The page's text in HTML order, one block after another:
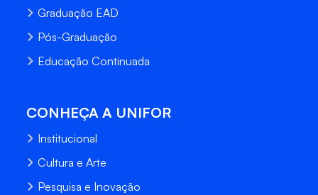
Graduação EAD
Pós-Graduação
Educação Continuada
CONHEÇA A UNIFOR
Institucional
Cultura e Arte
Pesquisa e Inovação